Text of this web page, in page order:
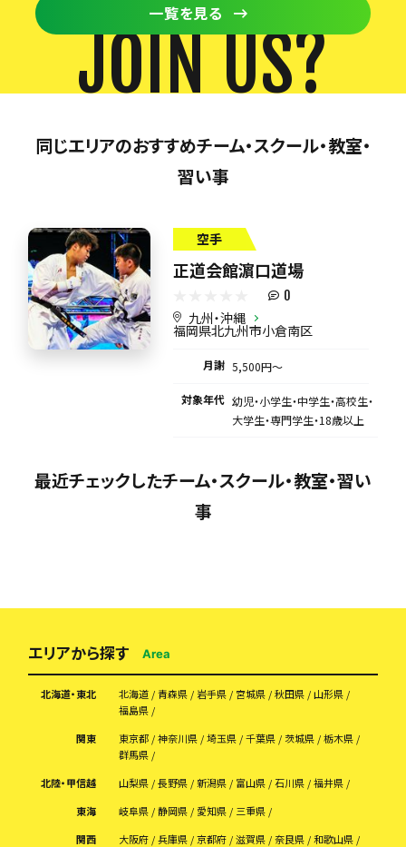
一覧を見る
JOIN US?
同じエリアのおすすめチーム・スクール・教室・
習い事
空手
正道会館濵口道場
0
九州・沖縄
福岡県北九州市小倉南区
月謝 5,500円〜
対象年代 幼児・小学生・中学生・高校生・
大学生・専門学生・18歳以上
最近チェックしたチーム・スクール・教室・習い
事
エリアから探す Area
北海道・東北 北海道 青森県 岩手県 宮城県 秋田県
山形県
福島県
関東
東京都 神奈川県 埼玉県 千葉県 茨城県
栃木県
群馬県
北陸・甲信越
山梨県 長野県 新潟県 富山県 石川県
福井県
東海
岐阜県 静岡県 愛知県
三重県
関西
大阪府 兵庫県 京都府 滋賀県 奈良県
和歌山県